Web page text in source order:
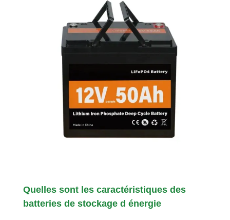
Quelles sont les caractéristiques des
batteries de stockage d énergie